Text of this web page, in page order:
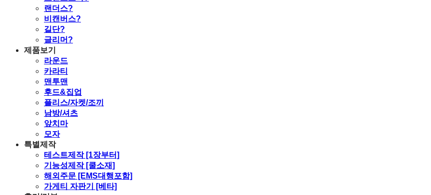
랜더스?
비캔버스?
길단?
글리머?
제품보기
라운드
카라티
맨투맨
후드&집업
플리스/자켓/조끼
남방/셔츠
앞치마
모자
특별제작
테스트제작 [1장부터]
기능성제작 [쿨소재]
해외주문 [EMS대행포함]
가게티 자판기 [베타]